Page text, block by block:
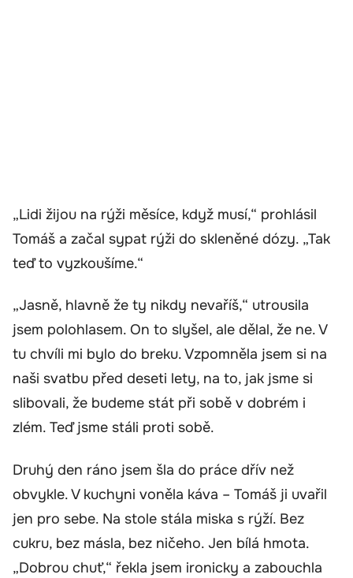
„Lidi žijou na rýži měsíce, když musí,“ prohlásil
Tomáš a začal sypat rýži do skleněné dózy. „Tak
teď to vyzkoušíme.“
„Jasně, hlavně že ty nikdy nevaříš,“ utrousila
jsem polohlasem. On to slyšel, ale dělal, že ne. V
tu chvíli mi bylo do breku. Vzpomněla jsem si na
naši svatbu před deseti lety, na to, jak jsme si
slibovali, že budeme stát při sobě v dobrém i
zlém. Teď jsme stáli proti sobě.
Druhý den ráno jsem šla do práce dřív než
obvykle. V kuchyni voněla káva – Tomáš ji uvařil
jen pro sebe. Na stole stála miska s rýží. Bez
cukru, bez másla, bez ničeho. Jen bílá hmota.
„Dobrou chuť,“ řekla jsem ironicky a zabouchla